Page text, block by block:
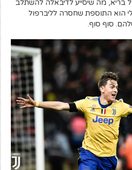
בריא, מה שיסייע לדיבאלה להשתלב
הוא התוספת שחסרה לליברפול
סוף סוף.